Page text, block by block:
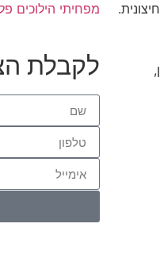
מפחיתי הילוכים
לקבלת